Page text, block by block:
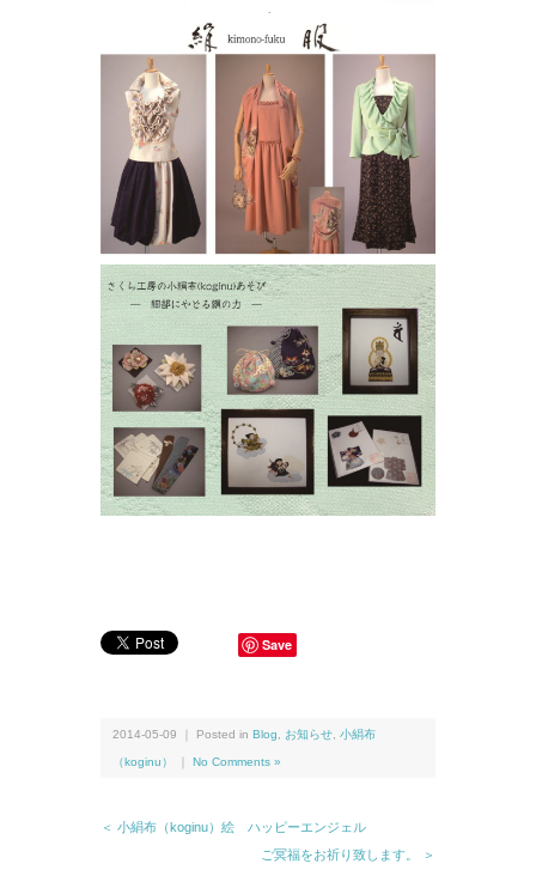
Save
2014-05-09 ｜ Posted in Blog, お知らせ, 小絹布
（koginu） No Comments »
＜ 小絹布（koginu）絵 ハッピーエンジェル
ご冥福をお祈り致します。 ＞